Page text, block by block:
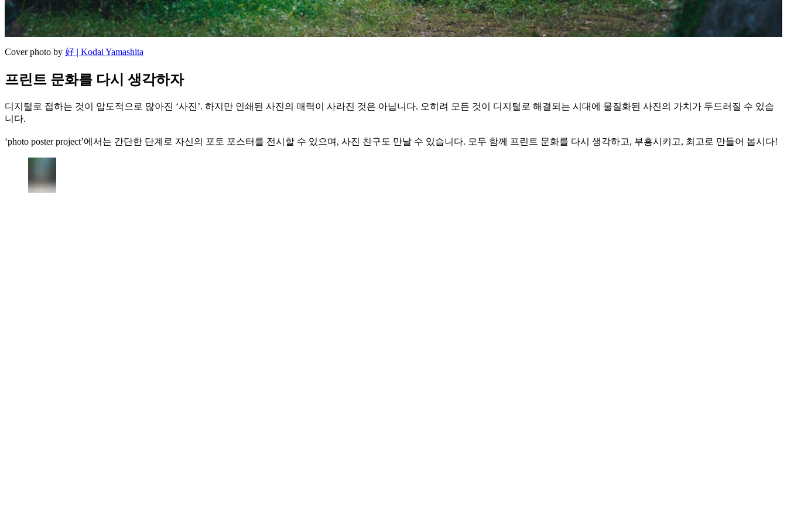
Cover photo by 好 | Kodai Yamashita
프린트 문화를 다시 생각하자
디지털로 접하는 것이 압도적으로 많아진 ‘사진’. 하지만 인쇄된 사진의 매력이 사라진 것은 아닙니다. 오히려 모든 것이 디지털로 해결되는 시대에 물질화된 사진의 가치가 두드러질 수 있습
니다.
‘photo poster project’에서는 간단한 단계로 자신의 포토 포스터를 전시할 수 있으며, 사진 친구도 만날 수 있습니다. 모두 함께 프린트 문화를 다시 생각하고, 부흥시키고, 최고로 만들어 봅시다!